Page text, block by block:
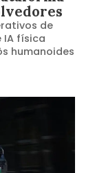
de
IA física
humanoides